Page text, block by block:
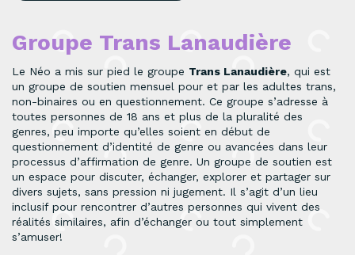
Groupe Trans Lanaudière
Le Néo a mis sur pied le groupe Trans Lanaudière, qui est
un groupe de soutien mensuel pour et par les adultes trans,
non-binaires ou en questionnement. Ce groupe s’adresse à
toutes personnes de 18 ans et plus de la pluralité des
genres, peu importe qu’elles soient en début de
questionnement d’identité de genre ou avancées dans leur
processus d’affirmation de genre. Un groupe de soutien est
un espace pour discuter, échanger, explorer et partager sur
divers sujets, sans pression ni jugement. Il s’agit d’un lieu
inclusif pour rencontrer d’autres personnes qui vivent des
réalités similaires, afin d’échanger ou tout simplement
s’amuser!